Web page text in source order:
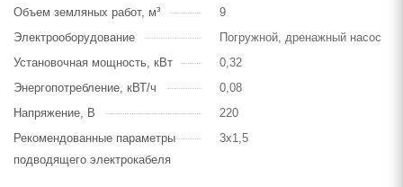
Объем земляных работ, м³
9
Электрооборудование
Погружной, дренажный насос
Установочная мощность, кВт
0,32
Энергопотребление, кВТ/ч
0,08
Напряжение, В
220
Рекомендованные параметры
подводящего электрокабеля
3х1,5